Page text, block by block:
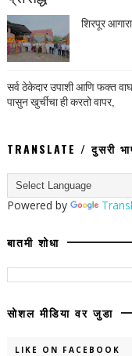
शिरपूर
सर्व ठेकेदार उपाशी आणि फक्त
पासुन खुर्चीचा ही करतो वापर,
TRANSLATE / दुसरी
Powered by
बातमी शोधा
सोशल मीडिया वर जुडा
LIKE ON FACEBOOK